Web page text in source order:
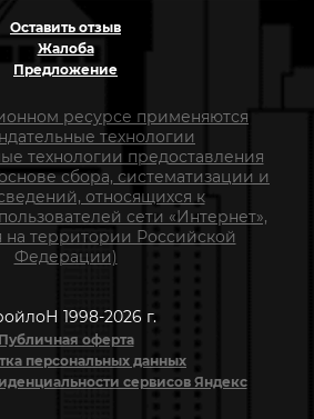
Оставить отзыв
Жалоба
Предложение
ресурсе применяются
технологии
технологии предоставления
сбора, систематизации и
относящихся к
сети «Интернет»,
на территории Российской
Федерации)
1998-2026 г.
Публичная оферта
персональных данных
сервисов Яндекс